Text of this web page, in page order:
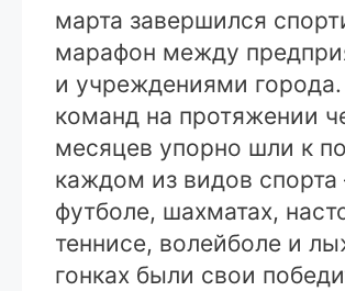
марта завершился
марафон между
и учреждениями
команд на протяжении
месяцев упорно шли к
каждом из видов спорта
футболе, шахматах,
теннисе, волейболе и
гонках были свои